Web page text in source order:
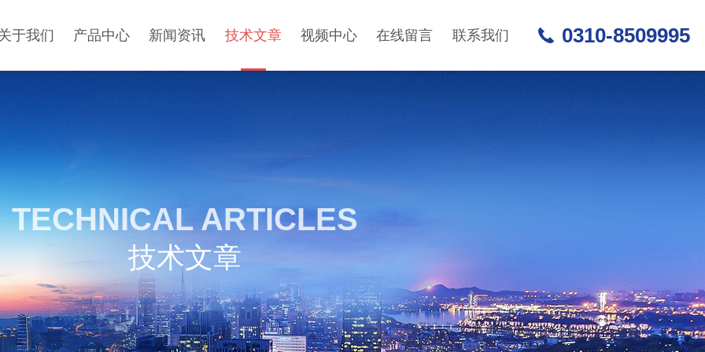
于我们 产品中心 新闻资讯 技术文章 视频中心 在线留言 联系我们 0310-8509995
TECHNICAL ARTICLES
技术文章